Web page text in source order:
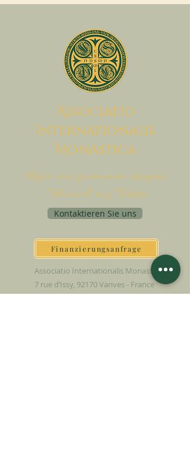
Associatio
Internationalis
MonAstica
Lass uns zusammen bringen
Himmel auf Erden
Kontaktieren Sie uns
Finanzierungsanfrage
Associatio Internationalis Monastica
7 rue d’Issy, 92170 Vanves - France